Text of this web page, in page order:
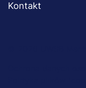
Kontakt